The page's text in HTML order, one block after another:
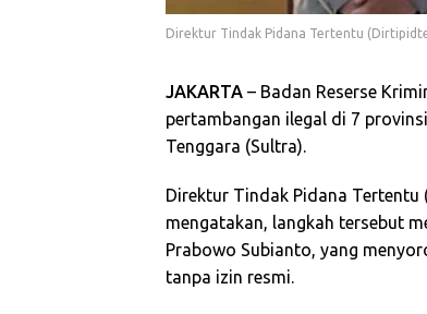
Direktur Tindak Pidana Tertentu
JAKARTA – Badan Reserse
pertambangan ilegal di 7
Tenggara (Sultra).
Direktur Tindak Pidana Tertentu
mengatakan, langkah tersebut
Prabowo Subianto, yang
tanpa izin resmi.